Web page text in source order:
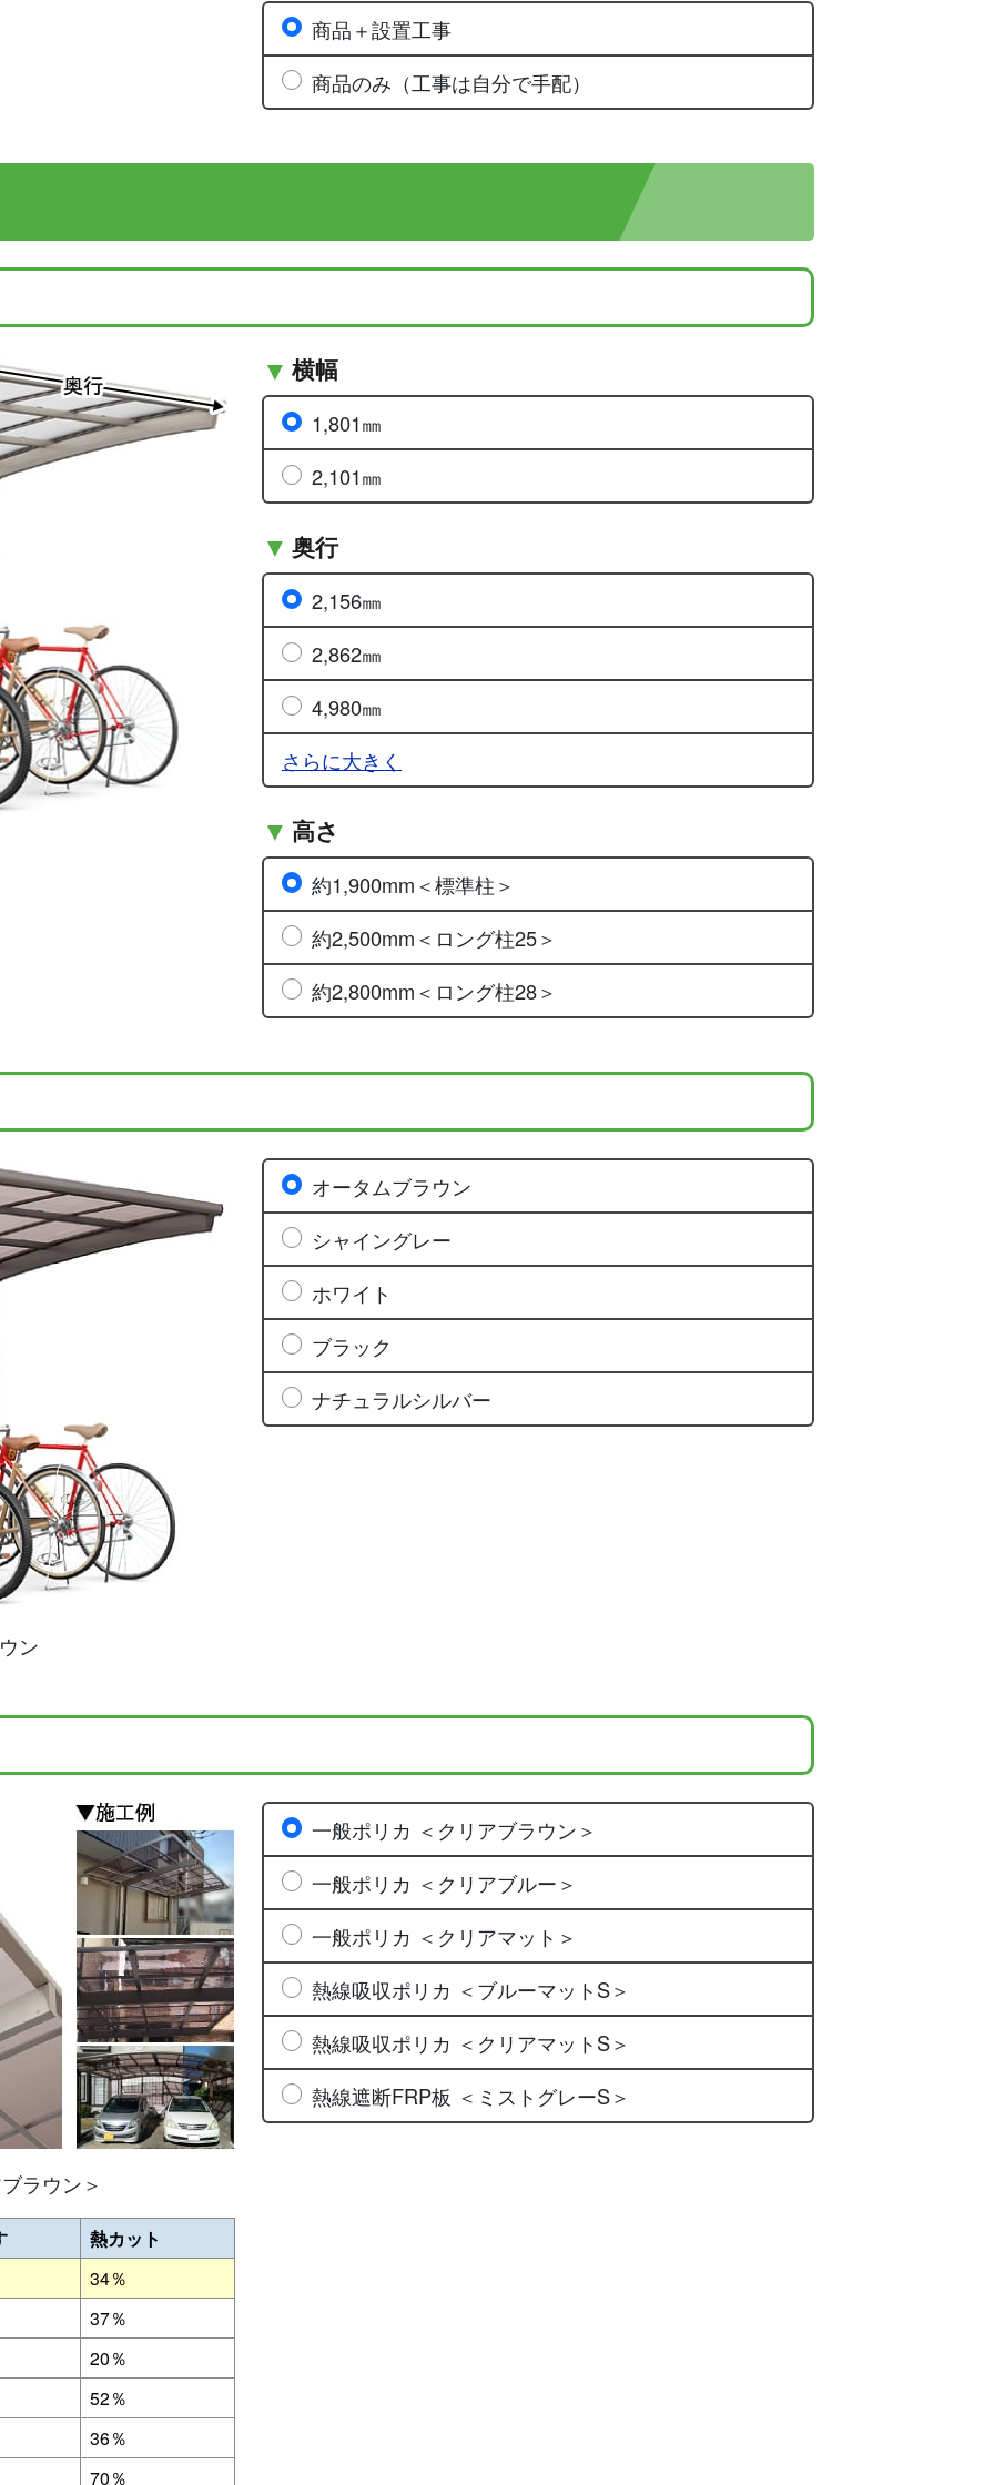
商品＋設置工事
商品のみ（工事は自分で手配）
横幅
1,801㎜
2,101㎜
奥行
2,156㎜
2,862㎜
4,980㎜
さらに大きく
高さ
約1,900mm＜標準柱＞
約2,500mm＜ロング柱25＞
約2,800mm＜ロング柱28＞
ン
オータムブラウン
シャイングレー
ホワイト
ブラック
ナチュラルシルバー
ラウン＞
熱カット
34％
37％
20％
52％
36％
70％
一般ポリカ ＜クリアブラウン＞
一般ポリカ ＜クリアブルー＞
一般ポリカ ＜クリアマット＞
熱線吸収ポリカ ＜ブルーマットS＞
熱線吸収ポリカ ＜クリアマットS＞
熱線遮断FRP板 ＜ミストグレーS＞